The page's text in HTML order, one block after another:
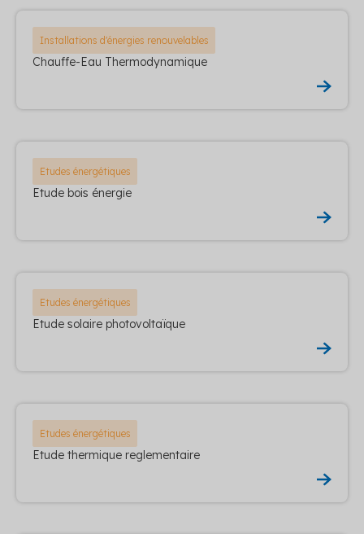
Installations d'énergies renouvelables
Chauffe-Eau Thermodynamique
Etudes énergétiques
Etude bois énergie
Etudes énergétiques
Etude solaire photovoltaïque
Etudes énergétiques
Etude thermique reglementaire